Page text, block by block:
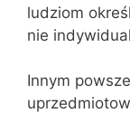
ludziom
nie
Innym